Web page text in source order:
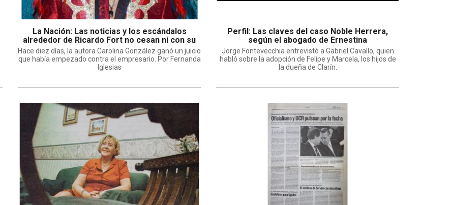
La Nación: Las noticias y los escándalos
alrededor de Ricardo Fort no cesan ni con su
muerte
Hace diez días, la autora Carolina González ganó un juicio
que había empezado contra el empresario. Por Fernanda
Iglesias
Perfil: Las claves del caso Noble Herrera,
según el abogado de Ernestina
Jorge Fontevecchia entrevistó a Gabriel Cavallo, quien
habló sobre la adopción de Felipe y Marcela, los hijos de
la dueña de Clarín.